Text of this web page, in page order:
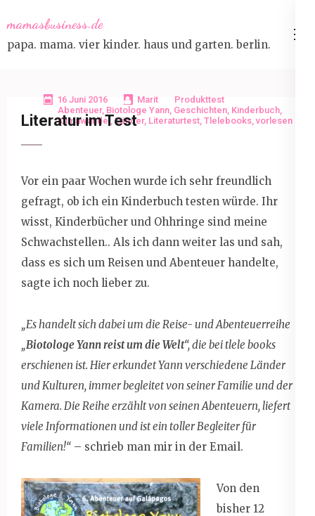
to
content
mamasbusiness.de
papa. mama. vier kinder. haus und garten. berlin.
16 Juni 2016 Marit
Produkttest
Abenteuer, Biotologe Yann, Geschichten, Kinderbuch,
Klimawandel , Länder, Literaturtest, Tlelebooks, vorlesen
Literatur im Test
Vor ein paar Wochen wurde ich sehr freundlich
gefragt, ob ich ein Kinderbuch testen würde. Ihr
wisst, Kinderbücher und Ohhringe sind meine
Schwachstellen.. Als ich dann weiter las und sah,
dass es sich um Reisen und Abenteuer handelte,
sagte ich noch lieber zu.
„Es handelt sich dabei um die Reise- und Abenteuerreihe
„Biotologe Yann reist um die Welt“, die bei tlele books
erschienen ist. Hier erkundet Yann verschiedene Länder
und Kulturen, immer begleitet von seiner Familie und der
Kamera. Die Reihe erzählt von seinen Abenteuern, liefert
viele Informationen und ist ein toller Begleiter für
Familien!“ – schrieb man mir in der Email.
Von den
bisher 12